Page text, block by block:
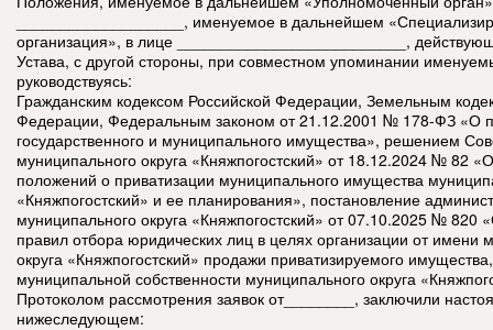
___________________, именуемое в дальнейшем
организация», в лице __________________________,
Устава, с другой стороны, при совместном упоминании
руководствуясь:
Гражданским кодексом Российской Федерации, Земельным
Федерации, Федеральным законом от 21.12.2001 № 178-ФЗ «О
государственного и муниципального имущества», решением
муниципального округа «Княжпогостский» от 18.12.2024 № 82
положений о приватизации муниципального имущества
«Княжпогостский» и ее планирования», постановление
муниципального округа «Княжпогостский» от 07.10.2025 № 820
правил отбора юридических лиц в целях организации от имени
округа «Княжпогостский» продажи приватизируемого
муниципальной собственности муниципального округа
Протоколом рассмотрения заявок от________, заключили
нижеследующем: